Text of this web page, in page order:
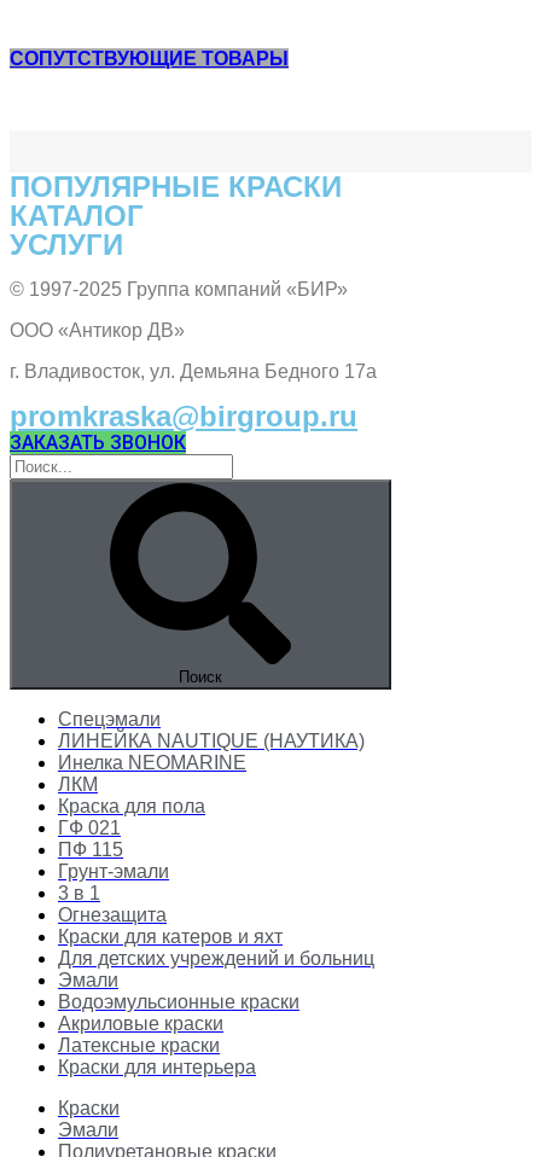
СОПУТСТВУЮЩИЕ ТОВАРЫ
ПОПУЛЯPНЫЕ КРАСКИ
КАТАЛОГ
УСЛУГИ
© 1997-2025 Группа компаний «БИР»
ООО «Антикор ДВ»
г. Владивосток, ул. Демьяна Бедного 17а
promkraska@birgroup.ru
ЗАКАЗАТЬ ЗВОНОК
Поиск
Спецэмали
ЛИНЕЙКА NAUTIQUE (НАУТИКА)
Инелка NEOMARINE
ЛКМ
Краска для пола
ГФ 021
ПФ 115
Грунт-эмали
3 в 1
Огнезащита
Краски для катеров и яхт
Для детских учреждений и больниц
Эмали
Водоэмульсионные краски
Акриловые краски
Латексные краски
Краски для интерьера
Краски
Эмали
Полиуретановые краски